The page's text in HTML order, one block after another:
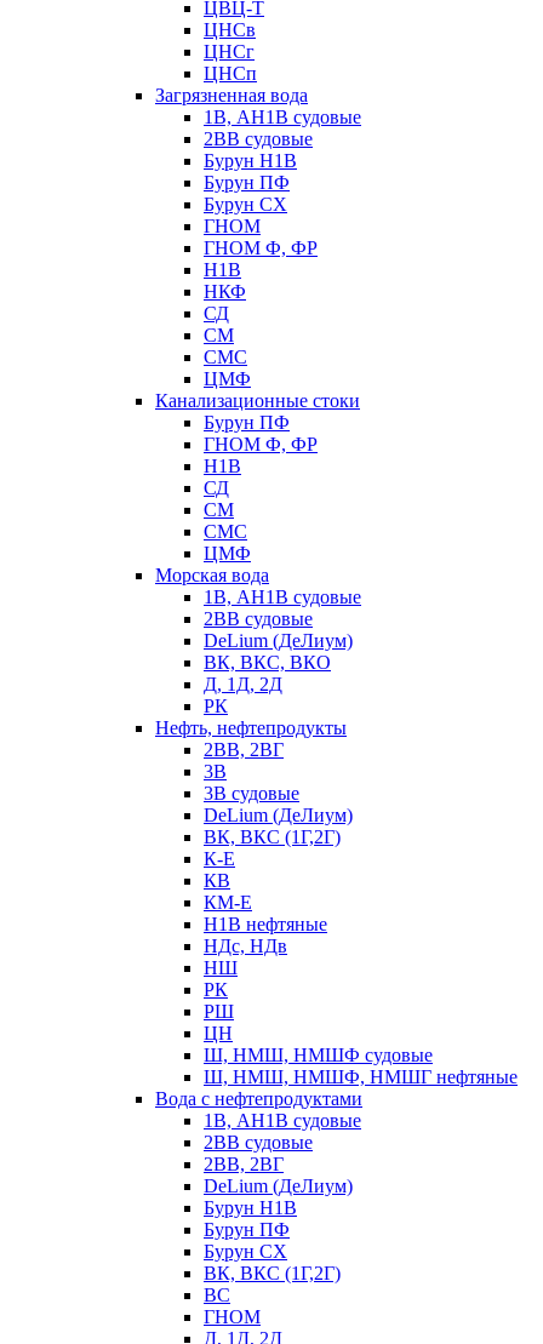
ЦВЦ-Т
ЦНСв
ЦНСг
ЦНСп
Загрязненная вода
1В, АН1В судовые
2ВВ судовые
Бурун Н1В
Бурун ПФ
Бурун СХ
ГНОМ
ГНОМ Ф, ФР
Н1В
НКФ
СД
СМ
СМС
ЦМФ
Канализационные стоки
Бурун ПФ
ГНОМ Ф, ФР
Н1В
СД
СМ
СМС
ЦМФ
Морская вода
1В, АН1В судовые
2ВВ судовые
DeLium (ДеЛиум)
ВК, ВКС, ВКО
Д, 1Д, 2Д
РК
Нефть, нефтепродукты
2ВВ, 2ВГ
3В
3В судовые
DeLium (ДеЛиум)
ВК, ВКС (1Г,2Г)
К-Е
КВ
КМ-Е
Н1В нефтяные
НДс, НДв
НШ
РК
РШ
ЦН
Ш, НМШ, НМШФ судовые
Ш, НМШ, НМШФ, НМШГ нефтяные
Вода с нефтепродуктами
1В, АН1В судовые
2ВВ судовые
2ВВ, 2ВГ
DeLium (ДеЛиум)
Бурун Н1В
Бурун ПФ
Бурун СХ
ВК, ВКС (1Г,2Г)
ВС
ГНОМ
Д, 1Д, 2Д